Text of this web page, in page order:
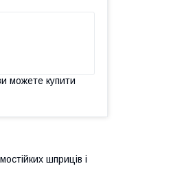
можете купити
шприців і